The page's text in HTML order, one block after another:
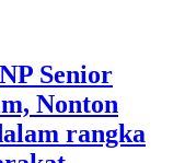
Senior
Nonton
rangka